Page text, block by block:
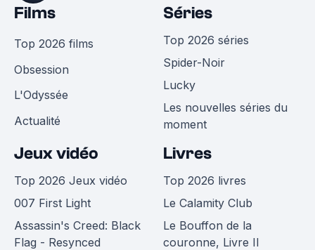
Films
Top 2026 films
Obsession
L'Odyssée
Actualité
Séries
Top 2026 séries
Spider-Noir
Lucky
Les nouvelles séries du
moment
Jeux vidéo
Top 2026 Jeux vidéo
007 First Light
Assassin's Creed: Black
Flag - Resynced
Livres
Top 2026 livres
Le Calamity Club
Le Bouffon de la
couronne, Livre II